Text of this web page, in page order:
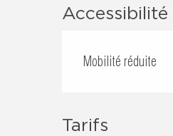
Accessibilité
Mobilité réduite
Tarifs